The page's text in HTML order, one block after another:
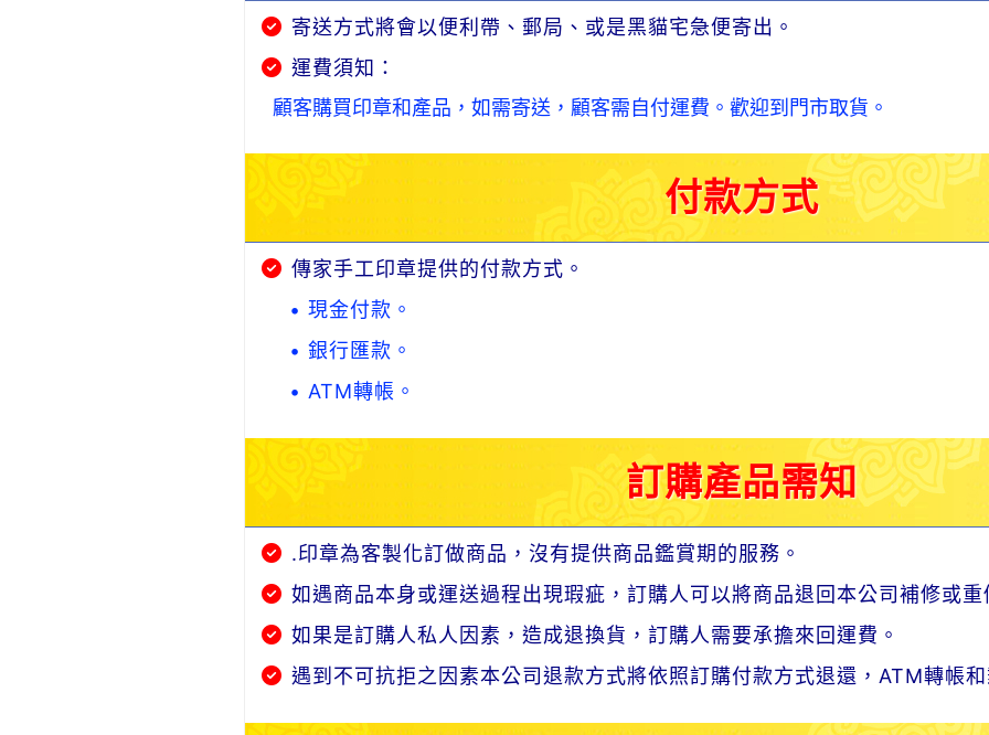
寄送方式將會以便利帶、郵局、或是黑貓宅急便寄出。
運費須知：
顧客購買印章和產品，如需寄送，顧客需自付運費。歡迎到門市取貨。
付款方式
傳家手工印章提供的付款方式。
• 現金付款。
• 銀行匯款。
• ATM轉帳。
訂購產品需知
.印章為客製化訂做商品，沒有提供商品鑑賞期的服務。
如遇商品本身或運送過程出現瑕疵，訂購人可以將商品退回本公司補修或
如果是訂購人私人因素，造成退換貨，訂購人需要承擔來回運費。
遇到不可抗拒之因素本公司退款方式將依照訂購付款方式退還，ATM轉帳